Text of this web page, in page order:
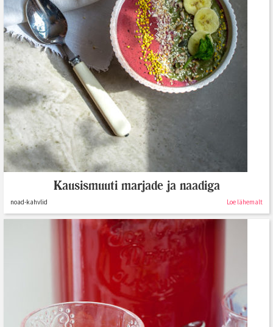
Kausismuuti marjade ja naadiga
noad-kahvlid Loe lähemalt